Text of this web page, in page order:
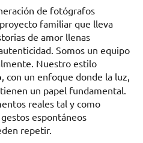
de fotógrafos
familiar que lleva
de amor llenas
Somos un equipo
Nuestro estilo
, con un enfoque donde la luz,
un papel fundamental.
reales tal y como
espontáneos
repetir.